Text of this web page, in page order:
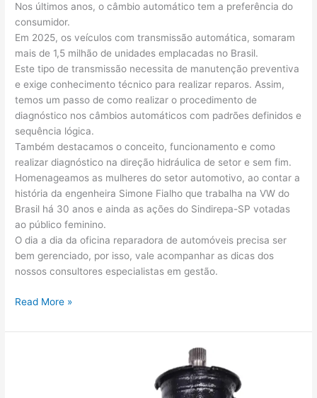
Nos últimos anos, o câmbio automático tem a preferência do
consumidor.
Em 2025, os veículos com transmissão automática, somaram
mais de 1,5 milhão de unidades emplacadas no Brasil.
Este tipo de transmissão necessita de manutenção preventiva
e exige conhecimento técnico para realizar reparos. Assim,
temos um passo de como realizar o procedimento de
diagnóstico nos câmbios automáticos com padrões definidos e
sequência lógica.
Também destacamos o conceito, funcionamento e como
realizar diagnóstico na direção hidráulica de setor e sem fim.
Homenageamos as mulheres do setor automotivo, ao contar a
história da engenheira Simone Fialho que trabalha na VW do
Brasil há 30 anos e ainda as ações do Sindirepa-SP votadas
ao público feminino.
O dia a dia da oficina reparadora de automóveis precisa ser
bem gerenciado, por isso, vale acompanhar as dicas dos
nossos consultores especialistas em gestão.
Read More »